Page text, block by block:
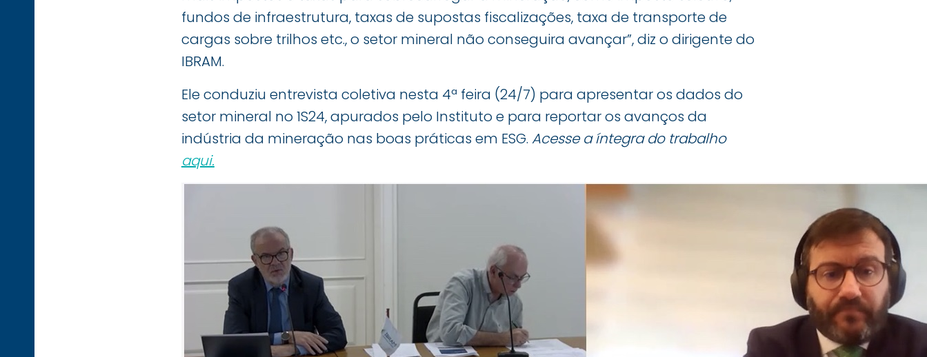
fundos de infraestrutura, taxas de supostas fiscalizações, taxa de transporte de
cargas sobre trilhos etc., o setor mineral não conseguira avançar”, diz o dirigente do
IBRAM.
Ele conduziu entrevista coletiva nesta 4ª feira (24/7) para apresentar os dados do
setor mineral no 1S24, apurados pelo Instituto e para reportar os avanços da
indústria da mineração nas boas práticas em ESG. Acesse a íntegra do trabalho
aqui.